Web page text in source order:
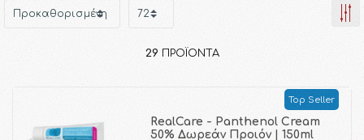
29 ΠΡΟΪΌΝΤΑ
Top Seller
RealCare - Panthenol Cream
50% Δωρεάν Προιόν | 150ml